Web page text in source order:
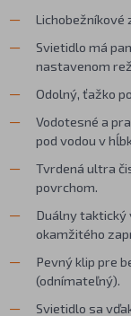
Lichobežníkové
Svietidlo má
nastavenom
Odolný, ťažko
Vodotesné a
pod vodou v
Tvrdená ultra
povrchom.
Duálny taktický
okamžitého
Pevný klip pre
(odnímateľný).
Svietidlo sa